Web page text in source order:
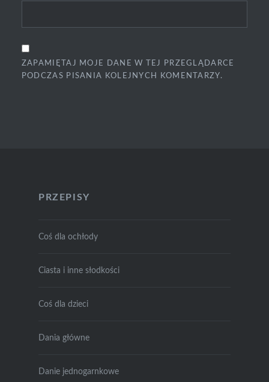
ZAPAMIĘTAJ MOJE DANE W TEJ PRZEGLĄDARCE
PODCZAS PISANIA KOLEJNYCH KOMENTARZY.
PRZEPISY
Coś dla ochłody
Ciasta i inne słodkości
Coś dla dzieci
Dania główne
Danie jednogarnkowe